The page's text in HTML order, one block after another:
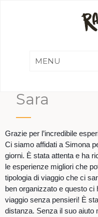
Sara
Grazie per l’incredibile
Ci siamo affidati a Simona
giorni. È stata attenta e ha
le esperienze migliori che
tipologia di viaggio che ci
ben organizzato e questo
viaggio senza pensieri! È
distanza. Senza il suo aiuto